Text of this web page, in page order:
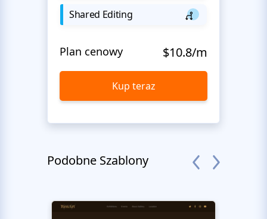
Shared Editing
Plan cenowy $10.8/m
Kup teraz
Podobne Szablony